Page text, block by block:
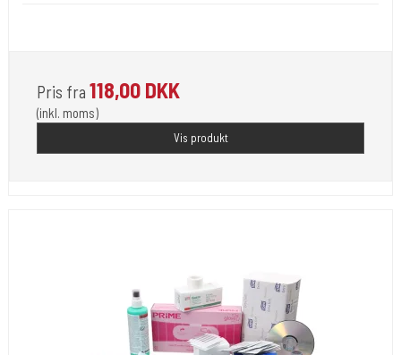
Pris fra 118,00 DKK
(inkl. moms)
Vis produkt